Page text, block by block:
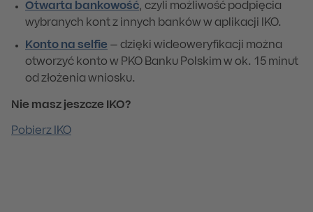
Otwarta bankowość, czyli możliwość podpięcia
wybranych kont z innych banków w aplikacji IKO.
Konto na selfie – dzięki wideoweryfikacji można
otworzyć konto w PKO Banku Polskim w ok. 15 minut
od złożenia wniosku.
Nie masz jeszcze IKO?
Pobierz IKO